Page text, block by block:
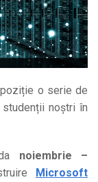
o serie de
noștri în
noiembrie –
Microsoft